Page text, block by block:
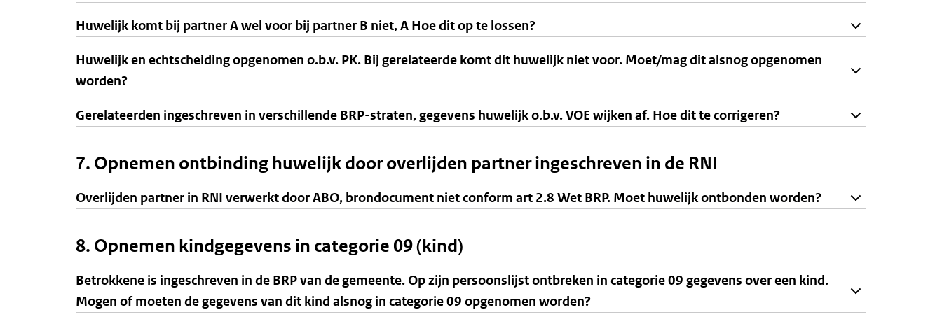
Huwelijk komt bij partner A wel voor bij partner B niet, A Hoe dit op te lossen?
Huwelijk en echtscheiding opgenomen o.b.v. PK. Bij gerelateerde komt dit huwelijk niet voor. Moet/mag dit alsnog opgenomen
worden?
Gerelateerden ingeschreven in verschillende BRP-straten, gegevens huwelijk o.b.v. VOE wijken af. Hoe dit te corrigeren?
7. Opnemen ontbinding huwelijk door overlijden partner ingeschreven in de RNI
Overlijden partner in RNI verwerkt door ABO, brondocument niet conform art 2.8 Wet BRP. Moet huwelijk ontbonden worden?
8. Opnemen kindgegevens in categorie 09 (kind)
Betrokkene is ingeschreven in de BRP van de gemeente. Op zijn persoonslijst ontbreken in categorie 09 gegevens over een kind.
Mogen of moeten de gegevens van dit kind alsnog in categorie 09 opgenomen worden?